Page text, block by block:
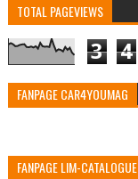
TOTAL PAGEVIEWS
3 4
FANPAGE CAR4YOUMAG
FANPAGE LIM-CATALOGUE